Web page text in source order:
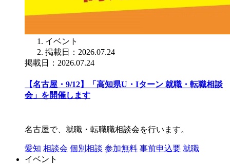
イベント
掲載日：2026.07.24
掲載日：2026.07.24
【名古屋・9/12】「高知県U・Iターン 就職・転職相談
会」を開催します
名古屋で、就職・転職職相談会を行います。
愛知 相談会 個別相談 参加無料 事前申込要 就職
イベント